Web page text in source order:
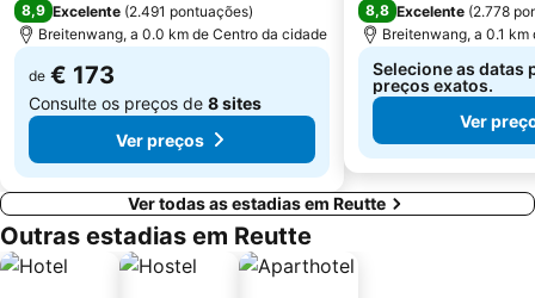
8,9 Excelente (2.491 pontuações)
Breitenwang, a 0.0 km de Centro da cidade
de € 173
Consulte os preços de 8 sites
Ver preços
8,8 Excelente (2.778
Breitenwang, a 0.1
Selecione as datas
preços exatos.
Ver
Ver todas as estadias em Reutte
Outras estadias em Reutte